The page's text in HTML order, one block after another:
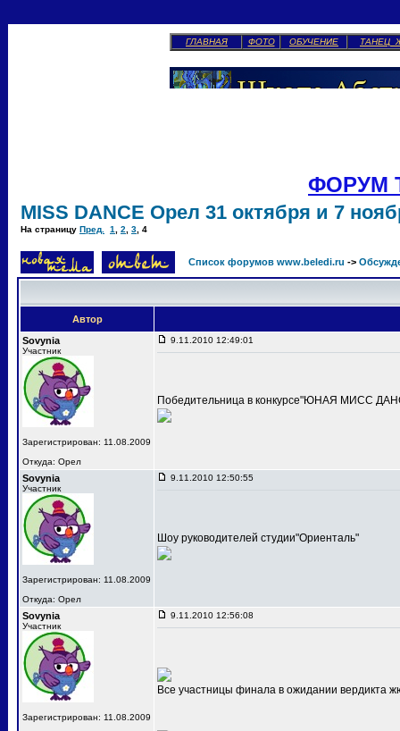
ГЛАВНАЯ ФОТО ОБУЧЕНИЕ ТАНЕЦ
ФОРУМ
MISS DANCE Орел 31 октября и 7
На страницу Пред. 1 2 3 4
Список форумов www.beledi.ru ->
Автор
Sovynia
Участник
Зарегистрирован: 11.08.2009
Откуда: Орел
9.11.2010 12:49:01
Победительница в конкурсе"ЮНАЯ МИСС
Sovynia
Участник
Зарегистрирован: 11.08.2009
Откуда: Орел
9.11.2010 12:50:55
Шоу руководителей студии"Ориенталь"
Sovynia
Участник
Зарегистрирован: 11.08.2009
9.11.2010 12:56:08
Все участницы финала в ожидании вердикта